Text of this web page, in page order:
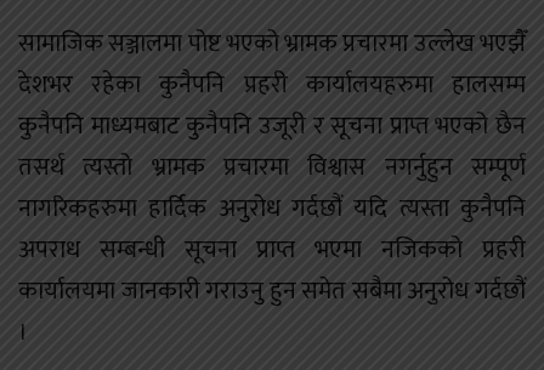
सामाजिक सञ्जालमा पोष्ट भएको भ्रामक प्रचारमा उल्लेख भएझैँ
देशभर रहेका कुनैपनि प्रहरी कार्यालयहरुमा हालसम्म
कुनैपनि माध्यमबाट कुनैपनि उजूरी र सूचना प्राप्त भएको छैन
तसर्थ त्यस्तो भ्रामक प्रचारमा विश्वास नगर्नुहुन सम्पूर्ण
नागरिकहरुमा हार्दिक अनुरोध गर्दछौं यदि त्यस्ता कुनैपनि
अपराध सम्बन्धी सूचना प्राप्त भएमा नजिकको प्रहरी
कार्यालयमा जानकारी गराउनु हुन समेत सबैमा अनुरोध गर्दछौं
।